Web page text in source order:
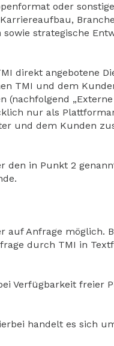
oder
sowie strategische
direkt angebotene
TMI und dem
nur als
und dem Kunden
in Punkt 2
auf Anfrage möglich.
durch TMI in
Verfügbarkeit freier
handelt es sich